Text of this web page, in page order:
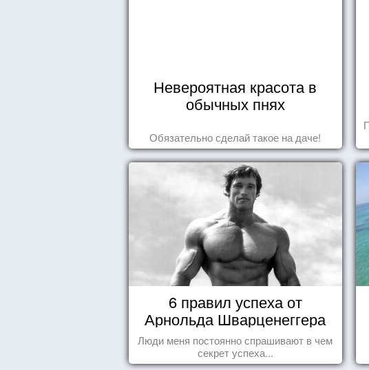
Невероятная красота в
обычных пнях
Обязательно сделай такое на даче!
6 правил успеха от
Арнольда Шварценеггера
Люди меня постоянно спрашивают в чем
секрет успеха...